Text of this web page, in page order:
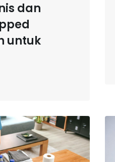
dan
untuk